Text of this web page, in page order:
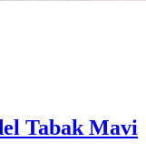
Tabak Mavi